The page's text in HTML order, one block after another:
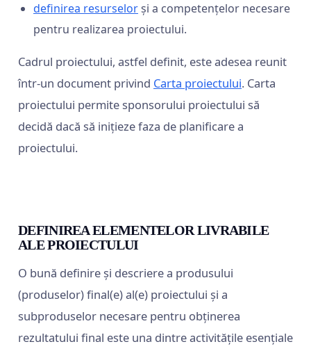
definirea resurselorși a competențelor necesare
pentru realizarea proiectului.
Cadrul proiectului, astfel definit, este adesea reunit
într-un document privind Carta proiectului. Carta
proiectului permite sponsorului proiectului să
decidă dacă să inițieze faza de planificare a
proiectului.
DEFINIREA ELEMENTELOR LIVRABILE
ALE PROIECTULUI
O bună definire și descriere a produsului
(produselor) final(e) al(e) proiectului și a
subproduselor necesare pentru obținerea
rezultatului final este una dintre activitățile esențiale